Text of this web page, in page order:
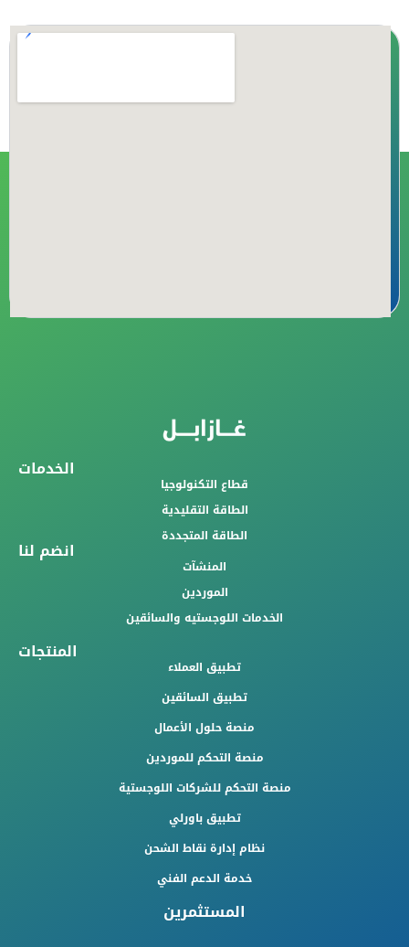
الخدمات
قطاع التكنولوجيا
الطاقة التقليدية
الطاقة المتجددة
انضم لنا
المنشآت
الموردين
الخدمات اللوجستيه والسائقين
المنتجات
تطبيق العملاء
تطبيق السائقين
منصة حلول الأعمال
منصة التحكم للموردين
منصة التحكم للشركات اللوجستية
تطبيق باورلي
نظام إدارة نقاط الشحن
خدمة الدعم الفني
المستثمرين